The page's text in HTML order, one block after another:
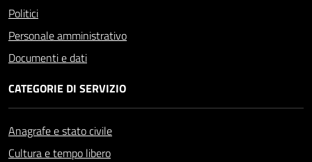
Politici
Personale amministrativo
Documenti e dati
CATEGORIE DI SERVIZIO
Anagrafe e stato civile
Cultura e tempo libero